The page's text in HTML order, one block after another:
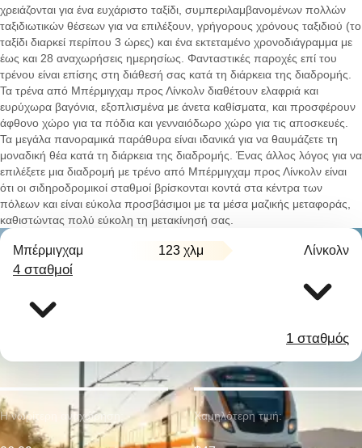
χρειάζονται για ένα ευχάριστο ταξίδι, συμπεριλαμβανομένων πολλών
ταξιδιωτικών θέσεων για να επιλέξουν, γρήγορους χρόνους ταξιδιού (το
ταξίδι διαρκεί περίπου 3 ώρες) και ένα εκτεταμένο χρονοδιάγραμμα με
έως και 28 αναχωρήσεις ημερησίως. Φανταστικές παροχές επί του
τρένου είναι επίσης στη διάθεσή σας κατά τη διάρκεια της διαδρομής.
Τα τρένα από Μπέρμιγχαμ προς Λίνκολν διαθέτουν ελαφριά και
ευρύχωρα βαγόνια, εξοπλισμένα με άνετα καθίσματα, και προσφέρουν
άφθονο χώρο για τα πόδια και γενναιόδωρο χώρο για τις αποσκευές.
Τα μεγάλα πανοραμικά παράθυρα είναι ιδανικά για να θαυμάζετε τη
μοναδική θέα κατά τη διάρκεια της διαδρομής. Ένας άλλος λόγος για να
επιλέξετε μια διαδρομή με τρένο από Μπέρμιγχαμ προς Λίνκολν είναι
ότι οι σιδηροδρομικοί σταθμοί βρίσκονται κοντά στα κέντρα των
πόλεων και είναι εύκολα προσβάσιμοι με τα μέσα μαζικής μεταφοράς,
καθιστώντας πολύ εύκολη τη μετακίνησή σας.
Μπέρμιγχαμ 123 χλμ Λίνκολν
4 σταθμοί
1 σταθμός
Η νωρίτερη αναχώρηση: Χαμηλότερη τιμή: